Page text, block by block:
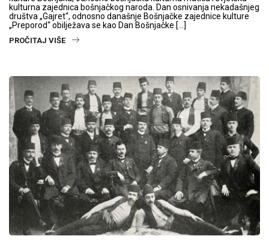
kulturna zajednica bošnjačkog naroda. Dan osnivanja nekadašnjeg
društva „Gajret“, odnosno današnje Bošnjačke zajednice kulture
„Preporod“ obilježava se kao Dan Bošnjačke […]
PROČITAJ VIŠE